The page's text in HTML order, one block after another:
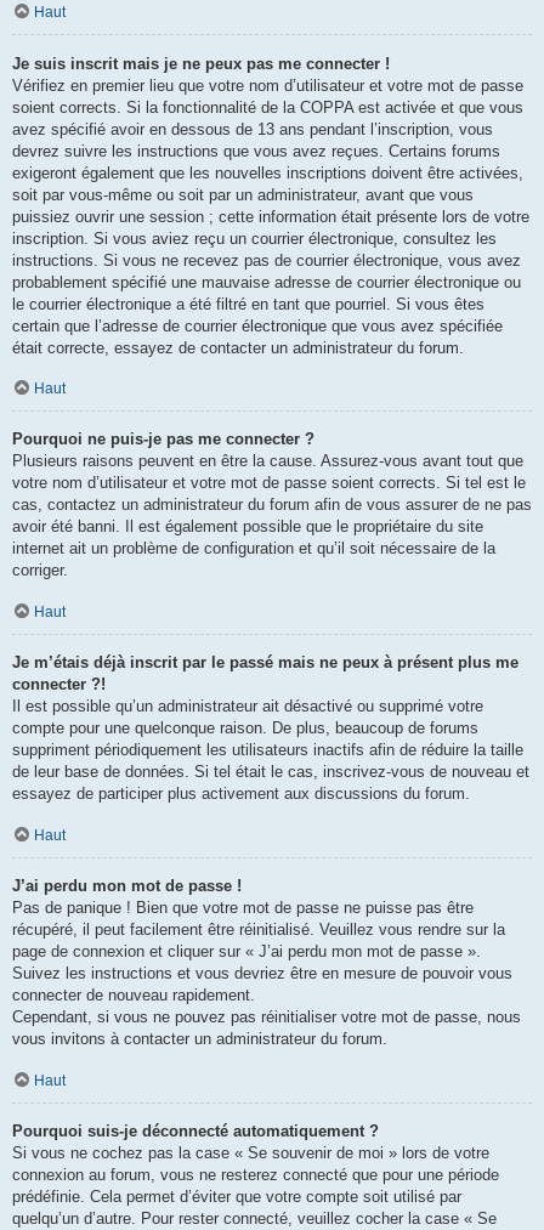
Haut
Je suis inscrit mais je ne peux pas me connecter !
Vérifiez en premier lieu que votre nom d’utilisateur et votre mot de passe
soient corrects. Si la fonctionnalité de la COPPA est activée et que vous
avez spécifié avoir en dessous de 13 ans pendant l’inscription, vous
devrez suivre les instructions que vous avez reçues. Certains forums
exigeront également que les nouvelles inscriptions doivent être activées,
soit par vous-même ou soit par un administrateur, avant que vous
puissiez ouvrir une session ; cette information était présente lors de votre
inscription. Si vous aviez reçu un courrier électronique, consultez les
instructions. Si vous ne recevez pas de courrier électronique, vous avez
probablement spécifié une mauvaise adresse de courrier électronique ou
le courrier électronique a été filtré en tant que pourriel. Si vous êtes
certain que l’adresse de courrier électronique que vous avez spécifiée
était correcte, essayez de contacter un administrateur du forum.
Haut
Pourquoi ne puis-je pas me connecter ?
Plusieurs raisons peuvent en être la cause. Assurez-vous avant tout que
votre nom d’utilisateur et votre mot de passe soient corrects. Si tel est le
cas, contactez un administrateur du forum afin de vous assurer de ne pas
avoir été banni. Il est également possible que le propriétaire du site
internet ait un problème de configuration et qu’il soit nécessaire de la
corriger.
Haut
Je m’étais déjà inscrit par le passé mais ne peux à présent plus me
connecter ?!
Il est possible qu’un administrateur ait désactivé ou supprimé votre
compte pour une quelconque raison. De plus, beaucoup de forums
suppriment périodiquement les utilisateurs inactifs afin de réduire la taille
de leur base de données. Si tel était le cas, inscrivez-vous de nouveau et
essayez de participer plus activement aux discussions du forum.
Haut
J’ai perdu mon mot de passe !
Pas de panique ! Bien que votre mot de passe ne puisse pas être
récupéré, il peut facilement être réinitialisé. Veuillez vous rendre sur la
page de connexion et cliquer sur « J’ai perdu mon mot de passe ».
Suivez les instructions et vous devriez être en mesure de pouvoir vous
connecter de nouveau rapidement.
Cependant, si vous ne pouvez pas réinitialiser votre mot de passe, nous
vous invitons à contacter un administrateur du forum.
Haut
Pourquoi suis-je déconnecté automatiquement ?
Si vous ne cochez pas la case « Se souvenir de moi » lors de votre
connexion au forum, vous ne resterez connecté que pour une période
prédéfinie. Cela permet d’éviter que votre compte soit utilisé par
quelqu’un d’autre. Pour rester connecté, veuillez cocher la case « Se